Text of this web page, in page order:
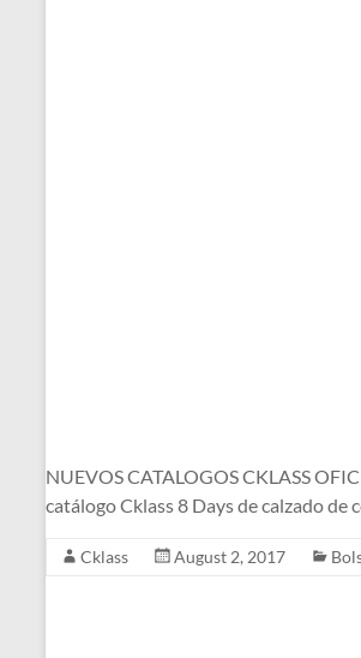
NUEVOS CATALOGOS CKLASS
catálogo Cklass 8 Days de calzado
Cklass August 2, 2017